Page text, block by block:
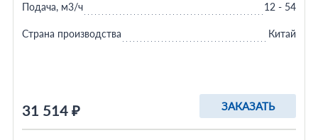
31 514 ₽ ЗАКАЗАТЬ
Подача, м3/ч 12 - 54
Страна производства Китай